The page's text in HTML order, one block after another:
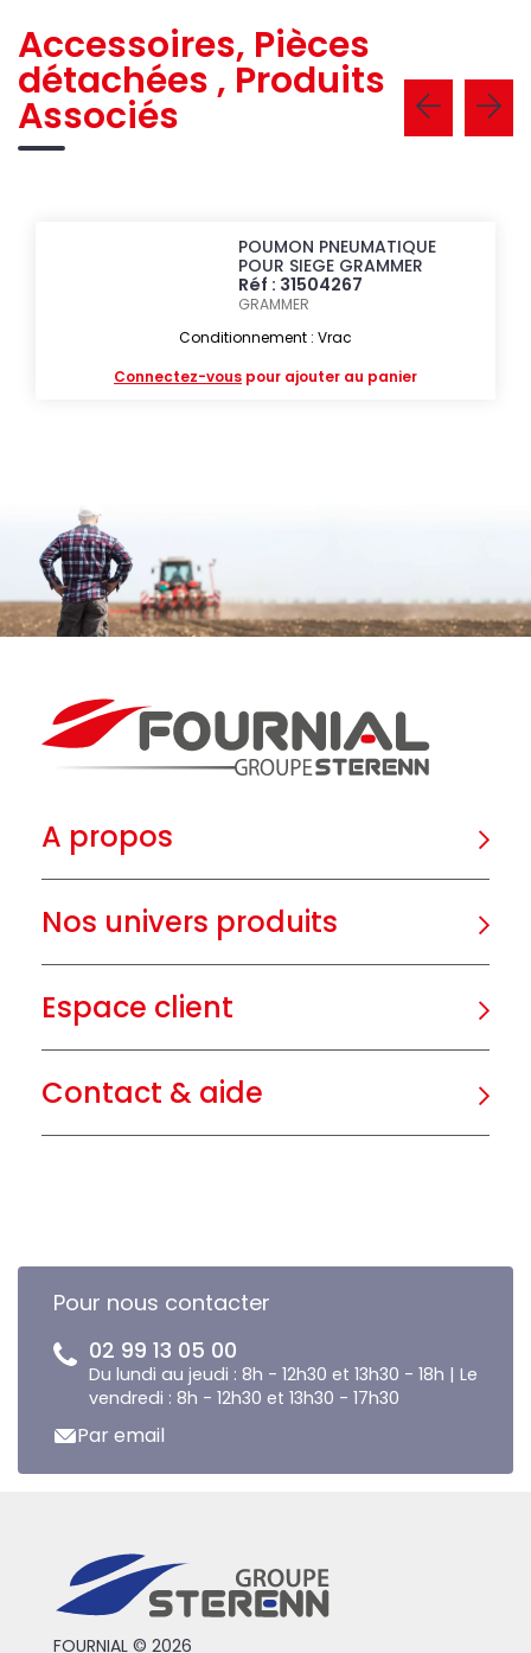
Accessoires, Pièces
détachées , Produits
Associés
POUMON PNEUMATIQUE
POUR SIEGE GRAMMER
Réf : 31504267
GRAMMER
Conditionnement : Vrac
Connectez-vous pour ajouter au panier
A propos
Nos univers produits
Espace client
Contact & aide
Pour nous contacter
02 99 13 05 00
Du lundi au jeudi : 8h - 12h30 et 13h30 - 18h | Le
vendredi : 8h - 12h30 et 13h30 - 17h30
Par email
FOURNIAL © 2026